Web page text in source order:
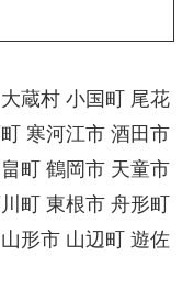
蔵村 小国町 尾花
寒河江市 酒田市
町 鶴岡市 天童市
町 東根市 舟形町
形市 山辺町 遊佐